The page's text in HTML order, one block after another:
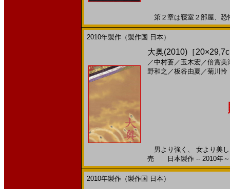
第２章は寝室２部屋、
2010年製作（製作国 日本）
大奥(2010)［
／中村蒼／ 玉木宏／倍賞美
野和之 ／板谷由夏 ／菊川怜
男より強く、 女より美
売 日本製作 -- 2010年～
2010年製作（製作国 日本）